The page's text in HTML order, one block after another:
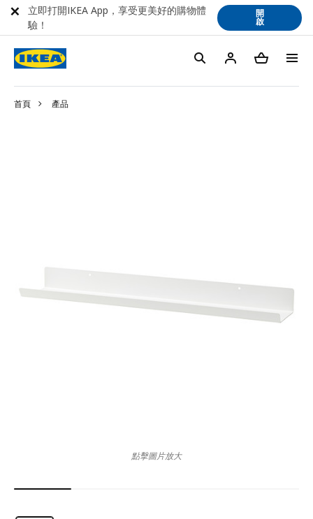
首頁 產品
點擊圖片放大
立即打開IKEA App，享受更美好的購物體
驗！
開
啟